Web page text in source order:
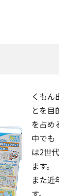
くもん
とを目
を占め
中でも
は2世
ます。
また近
す。